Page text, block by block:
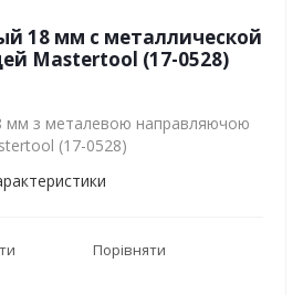
18 мм с металлической
Mastertool (17-0528)
мм з металевою направляючою
(17-0528)
Порівняти